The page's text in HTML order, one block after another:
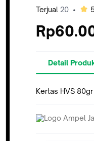
Terjual 20 •
Detail
Kertas HVS